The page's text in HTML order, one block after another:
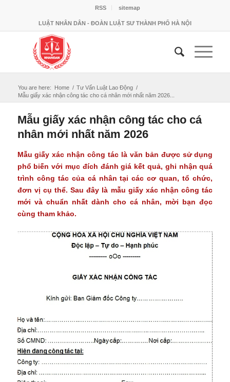
RSS sitemap
LUẬT NHÂN DÂN - ĐOÀN LUẬT SƯ THÀNH PHỐ HÀ NỘI
You are here: Home / Tư Vấn Luật Lao Động /
Mẫu giấy xác nhận công tác cho cá nhân mới nhất năm 2026...
Mẫu giấy xác nhận công tác cho cá
nhân mới nhất năm 2026
Mẫu giấy xác nhận công tác là văn bản được sử dụng
phổ biến với mục đích đánh giá kết quả, ghi nhận quá
trình công tác của cá nhân tại các cơ quan, tổ chức,
đơn vị cụ thể. Sau đây là mẫu giấy xác nhận công tác
mới và chuẩn nhất dành cho cá nhân, mời bạn đọc
cùng tham khảo.